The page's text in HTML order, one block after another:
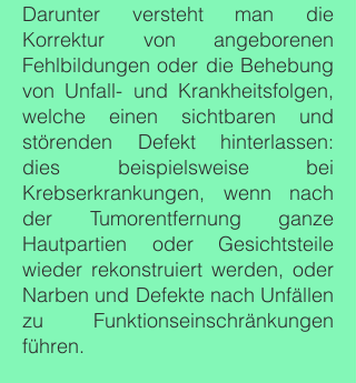
Darunter versteht man die
Korrektur von angeborenen
Fehlbildungen oder die Behebung
von Unfall- und Krankheitsfolgen,
welche einen sichtbaren und
störenden Defekt hinterlassen:
dies beispielsweise bei
Krebserkrankungen, wenn nach
der Tumorentfernung ganze
Hautpartien oder Gesichtsteile
wieder rekonstruiert werden, oder
Narben und Defekte nach Unfällen
zu Funktionseinschränkungen
führen.